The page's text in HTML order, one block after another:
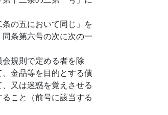
の五において同じ」を
条第六号の次に次の一
規則で定める者を除
金品等を目的とする債
又は迷惑を覚えさせる
こと（前号に該当する